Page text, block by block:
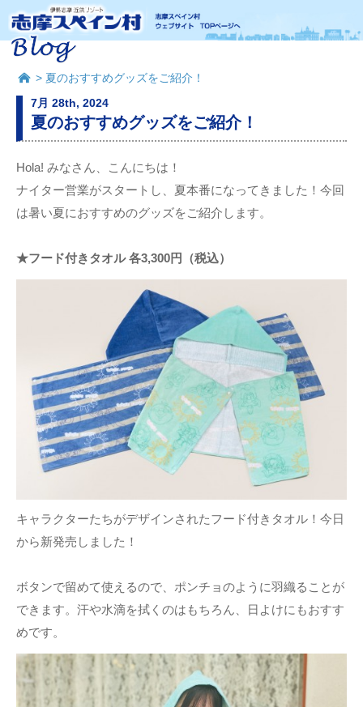
> 夏のおすすめグッズをご紹介！
7月 28th, 2024
夏のおすすめグッズをご紹介！
Hola! みなさん、こんにちは！
ナイター営業がスタートし、夏本番になってきました！今回
は暑い夏におすすめのグッズをご紹介します。
★フード付きタオル 各3,300円 （税込）
キャラクターたちがデザインされたフード付きタオル！今日
から新発売しました！
ボタンで留めて使えるので、ポンチョのように羽織ることが
できます。汗や水滴を拭くのはもちろん、日よけにもおすす
めです。